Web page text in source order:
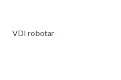
VDI robotar